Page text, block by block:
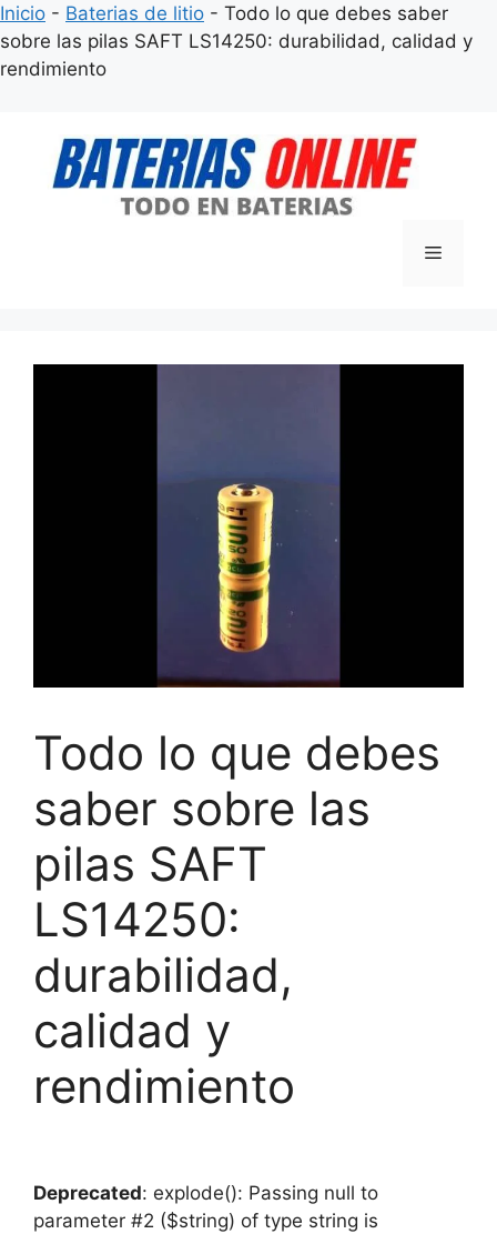
Inicio - Baterias de litio - Todo lo que debes saber
sobre las pilas SAFT LS14250: durabilidad, calidad y
rendimiento
contenido
Menú
Todo lo que debes
saber sobre las
pilas SAFT
LS14250:
durabilidad,
calidad y
rendimiento
Deprecated: explode(): Passing null to
parameter #2 ($string) of type string is